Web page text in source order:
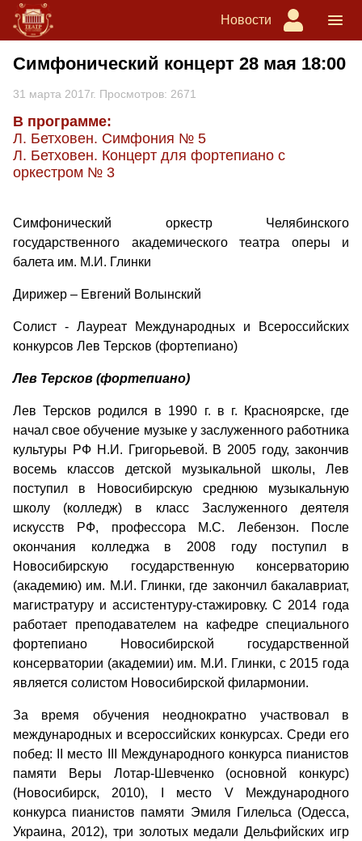
Новости
Симфонический концерт 28 мая 18:00
31 марта 2017г. Просмотров: 2671
В программе:
Л. Бетховен. Симфония № 5
Л. Бетховен. Концерт для фортепиано с
оркестром № 3
Симфонический оркестр Челябинского
государственного академического театра оперы и
балета им. М.И. Глинки
Дирижер – Евгений Волынский
Солист - Лауреат Международных и Всероссийских
конкурсов Лев Терсков (фортепиано)
Лев Терсков (фортепиано)
Лев Терсков родился в 1990 г. в г. Красноярске, где
начал свое обучение музыке у заслуженного работника
культуры РФ Н.И. Григорьевой. В 2005 году, закончив
восемь классов детской музыкальной школы, Лев
поступил в Новосибирскую среднюю музыкальную
школу (колледж) в класс Заслуженного деятеля
искусств РФ, профессора М.С. Лебензон. После
окончания колледжа в 2008 году поступил в
Новосибирскую государственную консерваторию
(академию) им. М.И. Глинки, где закончил бакалавриат,
магистратуру и ассистентуру-стажировку. С 2014 года
работает преподавателем на кафедре специального
фортепиано Новосибирской государственной
консерватории (академии) им. М.И. Глинки, с 2015 года
является солистом Новосибирской филармонии.
За время обучения неоднократно участвовал в
международных и всероссийских конкурсах. Среди его
побед: II место III Международного конкурса пианистов
памяти Веры Лотар-Шевченко (основной конкурс)
(Новосибирск, 2010), I место V Международного
конкурса пианистов памяти Эмиля Гилельса (Одесса,
Украина, 2012), три золотых медали Дельфийских игр